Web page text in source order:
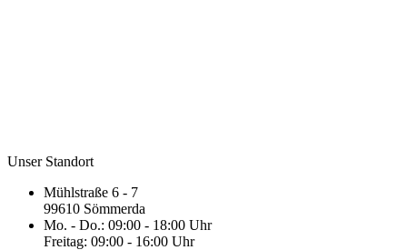
Unser Standort
Mühlstraße 6 - 7
99610 Sömmerda
Mo. - Do.: 09:00 - 18:00 Uhr
Freitag: 09:00 - 16:00 Uhr